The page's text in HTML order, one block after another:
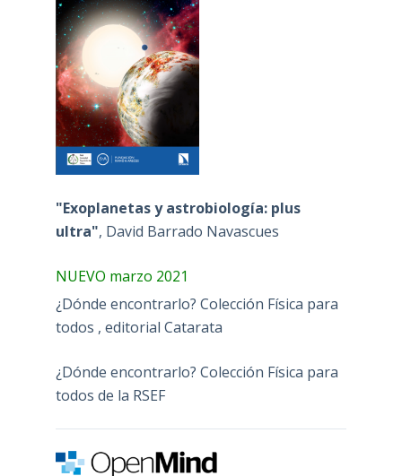
"Exoplanetas y astrobiología: plus
ultra", David Barrado Navascues
NUEVO marzo 2021
¿Dónde encontrarlo? Colección Física para
todos , editorial Catarata
¿Dónde encontrarlo? Colección Física para
todos de la RSEF